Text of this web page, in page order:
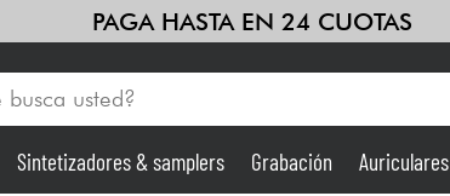
PAGA HASTA EN 24 CUOTAS
Sintetizadores & samplers Grabación Auriculares